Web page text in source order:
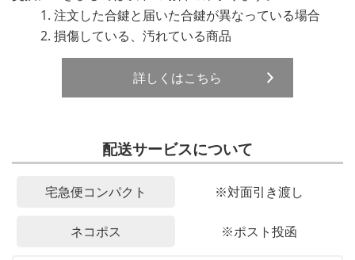
注文した合鍵と届いた合鍵が異なっている場合
損傷している、汚れている商品
詳しくはこちら
配送サービスについて
宅急便コンパクト ※対面引き渡し
ネコポス ※ポスト投函